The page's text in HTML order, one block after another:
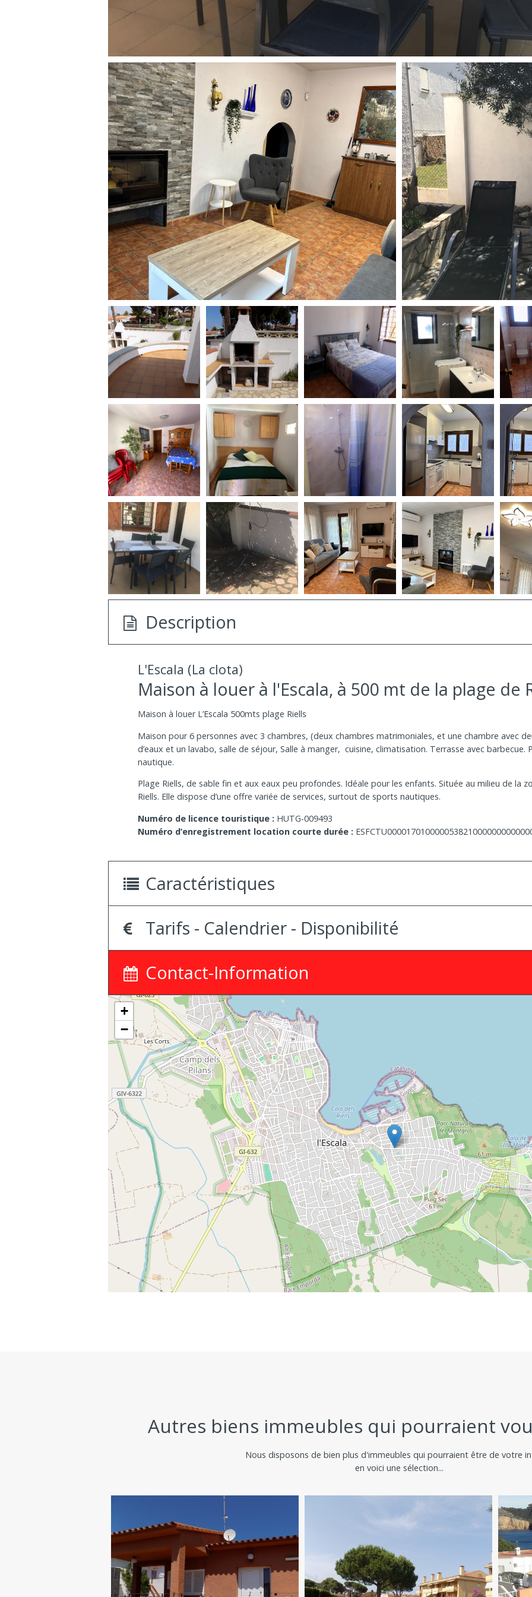
Description
L'Escala (La clota)
Maison à louer à l'Escala, à 500 mt de la plage de
Maison à louer L’Escala 500mts plage Riells
Maison pour 6 personnes avec 3 chambres, (deux chambres matrimoniales, et une chambre avec
d’eaux et un lavabo, salle de séjour, Salle à manger, cuisine, climatisation. Terrasse avec barbecue.
nautique.
Plage Riells, de sable fin et aux eaux peu profondes. Idéale pour les enfants. Située au milieu de la
Riells. Elle dispose d’une offre variée de services, surtout de sports nautiques.
Numéro de licence touristique : HUTG-009493
Numéro d’enregistrement location courte durée :
Caractéristiques
Tarifs - Calendrier - Disponibilité
Contact-Information
+
−
Autres biens immeubles qui pourraient
Nous disposons de bien plus d'immeubles qui pourraient être de votre
en voici une sélection...